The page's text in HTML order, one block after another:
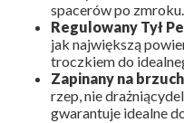
spacerów po zmroku.
Regulowany Tył
jak największą
troczkiem do
Zapinany na
rzep, nie
gwarantuje idealne